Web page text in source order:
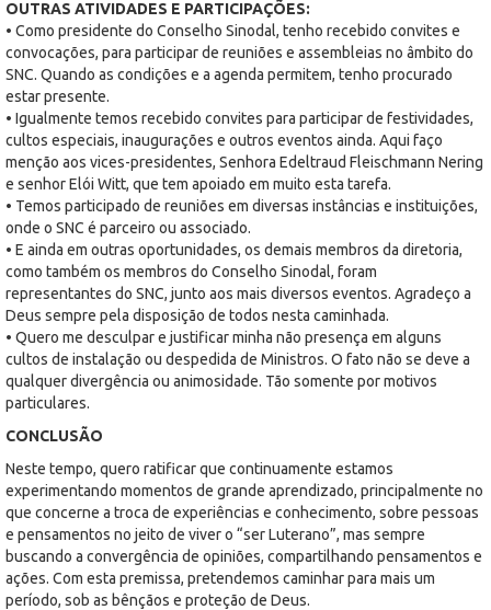
OUTRAS ATIVIDADES E PARTICIPAÇÕES:
• Como presidente do Conselho Sinodal, tenho recebido convites e
convocações, para participar de reuniões e assembleias no âmbito do
SNC. Quando as condições e a agenda permitem, tenho procurado
estar presente.
• Igualmente temos recebido convites para participar de festividades,
cultos especiais, inaugurações e outros eventos ainda. Aqui faço
menção aos vices-presidentes, Senhora Edeltraud Fleischmann Nering
e senhor Elói Witt, que tem apoiado em muito esta tarefa.
• Temos participado de reuniões em diversas instâncias e instituições,
onde o SNC é parceiro ou associado.
• E ainda em outras oportunidades, os demais membros da diretoria,
como também os membros do Conselho Sinodal, foram
representantes do SNC, junto aos mais diversos eventos. Agradeço a
Deus sempre pela disposição de todos nesta caminhada.
• Quero me desculpar e justificar minha não presença em alguns
cultos de instalação ou despedida de Ministros. O fato não se deve a
qualquer divergência ou animosidade. Tão somente por motivos
particulares.
CONCLUSÃO
Neste tempo, quero ratificar que continuamente estamos
experimentando momentos de grande aprendizado, principalmente no
que concerne a troca de experiências e conhecimento, sobre pessoas
e pensamentos no jeito de viver o “ser Luterano”, mas sempre
buscando a convergência de opiniões, compartilhando pensamentos e
ações. Com esta premissa, pretendemos caminhar para mais um
período, sob as bênçãos e proteção de Deus.